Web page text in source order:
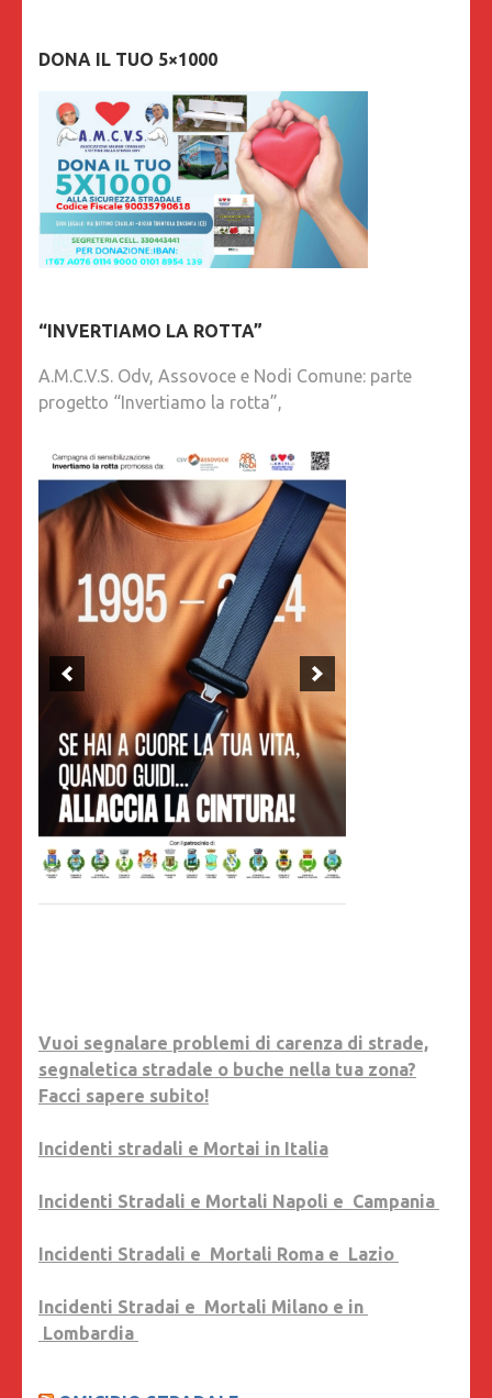
DONA IL TUO 5×1000
“INVERTIAMO LA ROTTA”
A.M.C.V.S. Odv, Assovoce e Nodi Comune: parte
progetto “Invertiamo la rotta”,
Vuoi segnalare problemi di carenza di strade,
segnaletica stradale o buche nella tua zona?
Facci sapere subito!
Incidenti stradali e Mortai in Italia
Incidenti Stradali e Mortali Napoli e Campania
Incidenti Stradali e Mortali Roma e Lazio
Incidenti Stradai e Mortali Milano e in
Lombardia